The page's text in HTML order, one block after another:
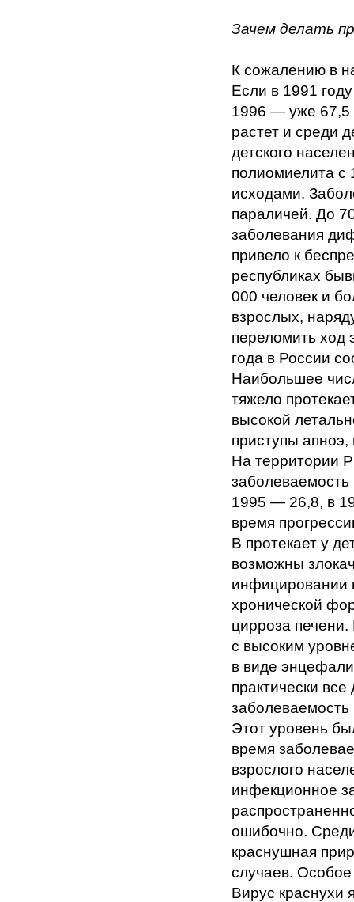
Зачем делать
К сожалению в
Если в 1991
1996 — уже 67,5
растет и среди
детского
полиомиелита с
исходами.
параличей. До
заболевания
привело к
республиках
000 человек и
взрослых,
переломить ход
года в России
Наибольшее
тяжело
высокой
приступы
На территории
1995 — 26,8, в
время
В протекает у
возможны
инфицировании
хронической
цирроза
с высоким
в виде
практически
заболеваемость
Этот уровень
время
взрослого
инфекционное
ошибочно.
краснушная
случаев.
Вирус краснухи